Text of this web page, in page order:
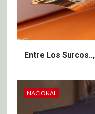
Entre Los Surcos..,
NACIONAL